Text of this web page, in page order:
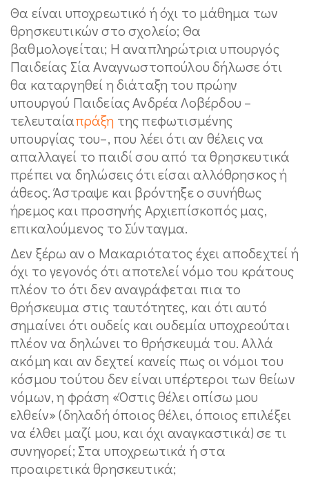
Θα είναι υποχρεωτικό ή όχι το μάθημα των
θρησκευτικών στο σχολείο; Θα
βαθμολογείται; Η αναπληρώτρια υπουργός
Παιδείας Σία Αναγνωστοπούλου δήλωσε ότι
θα καταργηθεί η διάταξη του πρώην
υπουργού Παιδείας Ανδρέα Λοβέρδου –
τελευταίαπράξη της πεφωτισμένης
υπουργίας του–, που λέει ότι αν θέλεις να
απαλλαγεί το παιδί σου από τα θρησκευτικά
πρέπει να δηλώσεις ότι είσαι αλλόθρησκος ή
άθεος. Άστραψε και βρόντηξε ο συνήθως
ήρεμος και προσηνής Αρχιεπίσκοπός μας,
επικαλούμενος το Σύνταγμα.
Δεν ξέρω αν ο Μακαριότατος έχει αποδεχτεί ή
όχι το γεγονός ότι αποτελεί νόμο του κράτους
πλέον το ότι δεν αναγράφεται πια το
θρήσκευμα στις ταυτότητες, και ότι αυτό
σημαίνει ότι ουδείς και ουδεμία υποχρεούται
πλέον να δηλώνει το θρήσκευμά του. Αλλά
ακόμη και αν δεχτεί κανείς πως οι νόμοι του
κόσμου τούτου δεν είναι υπέρτεροι των θείων
νόμων, η φράση «Όστις θέλει οπίσω μου
ελθείν» (δηλαδή όποιος θέλει, όποιος επιλέξει
να έλθει μαζί μου, και όχι αναγκαστικά) σε τι
συνηγορεί; Στα υποχρεωτικά ή στα
προαιρετικά θρησκευτικά;